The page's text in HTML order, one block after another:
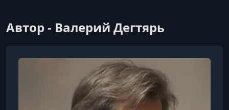
Автор - Валерий Дегтярь